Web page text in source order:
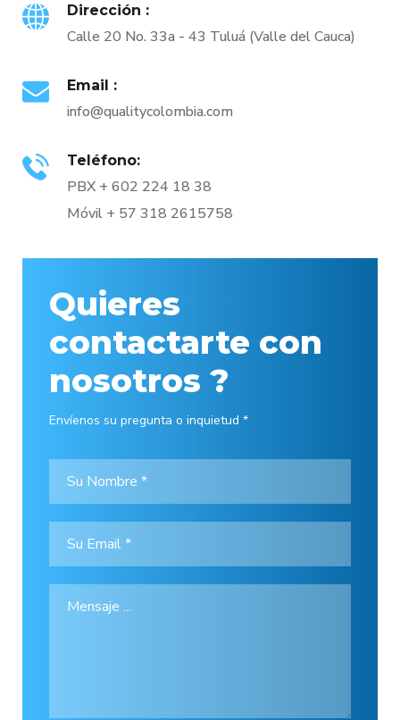
Dirección :
Calle 20 No. 33a - 43 Tuluá (Valle del Cauca)
Email :
info@qualitycolombia.com
Teléfono:
PBX + 602 224 18 38
Móvil + 57 318 2615758
Quieres
contactarte con
nosotros ?
Envíenos su pregunta o inquietud *